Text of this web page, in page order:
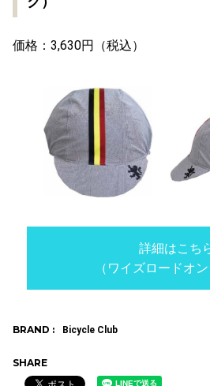
価格：3,630円（税込）
詳細はこち
（ワイズロードオン
BRAND : Bicycle Club
SHARE